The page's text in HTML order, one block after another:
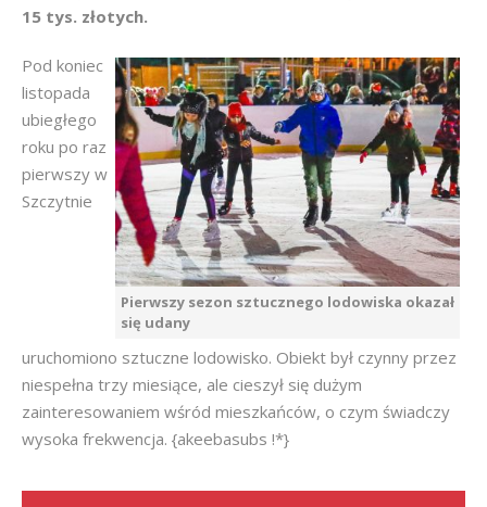
15 tys. złotych.
Pierwszy sezon sztucznego lodowiska okazał
się udany
Pod koniec
listopada
ubiegłego
roku po raz
pierwszy w
Szczytnie
uruchomiono sztuczne lodowisko. Obiekt był czynny przez
niespełna trzy miesiące, ale cieszył się dużym
zainteresowaniem wśród mieszkańców, o czym świadczy
wysoka frekwencja. {akeebasubs !*}